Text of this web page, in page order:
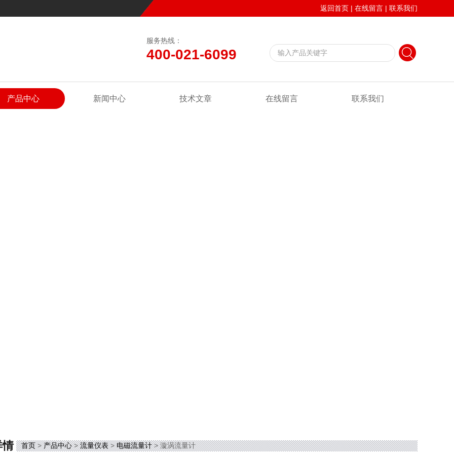
返回首页 | 在线留言 | 联系我们
服务热线：
400-021-6099
产品中心 新闻中心 技术文章 在线留言 联系我们
情 首页>产品中心>流量仪表>电磁流量计> 漩涡流量计